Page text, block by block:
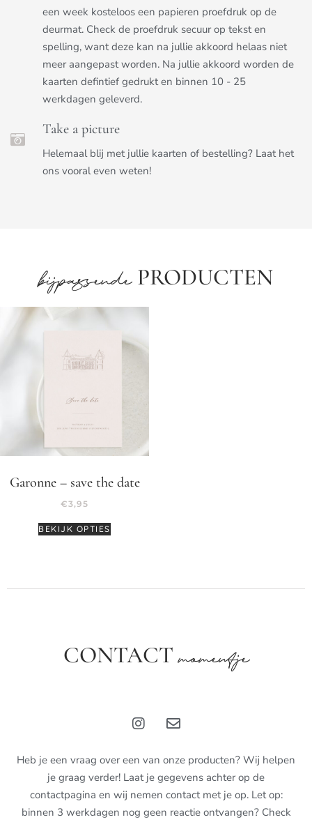
een week kosteloos een papieren proefdruk op de
deurmat. Check de proefdruk secuur op tekst en
spelling, want deze kan na jullie akkoord helaas niet
meer aangepast worden. Na jullie akkoord worden de
kaarten defintief gedrukt en binnen 10 - 25
werkdagen geleverd.
Take a picture
Helemaal blij met jullie kaarten of bestelling? Laat het
ons vooral even weten!
bijpassendePRODUCTEN
Garonne – save the date
€3,95
BEKIJK OPTIES
CONTACTmomentje
Heb je een vraag over een van onze producten? Wij helpen
je graag verder! Laat je gegevens achter op de
contactpagina en wij nemen contact met je op. Let op:
binnen 3 werkdagen nog geen reactie ontvangen? Check